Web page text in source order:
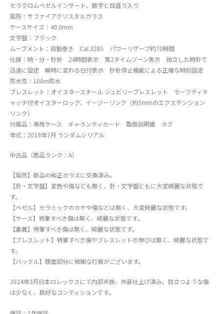
セラクロムベゼルインサート、数字と目盛り入り
風防：サファイアクリスタルガラス
ケースサイズ：40.0mm
文字盤：ブラック
ムーブメント：自動巻き Cal.3285 パワーリザーブ約70時間
仕様：時・分・秒針 24時間表示 第2タイムゾーン表示 独立した時針で
迅速に設定 瞬時に変わる日付表示 秒針停止機能による正確な時刻設定
防水性：100m防水
ブレスレット：オイスタースチール ジュビリーブレスレット セーフティキ
ャッチ付オイスターロック、イージーリンク（約5mmのエクステンション
リンク）
付属品：専用ケース ギャランティカード 取扱説明書 タグ
年式：2019年7月 ランダムシリアル
中古品（商品ランク：A）
【風防】新品の純正ガラスに交換済み。
【針・文字盤】変色や傷なども無く、針・文字盤ともに大変綺麗な状態で
す。
【ベゼル】セラミックのカケや傷などは無く、大変綺麗な状態です。
【ケース】特筆すべき傷は無く、綺麗な状態です。
【裏蓋】特筆すべき傷は無く、綺麗な状態です。
【ブレスレット】特筆すべき傷やブレスレットの伸びは無く、綺麗な状態で
す。
【バックル】鏡面部分に微細な打痕がございます。
2024年3月日本ロレックスにて内部点検、外装仕上げ済み。目立つような傷
は少なく、良好なコンディションです。